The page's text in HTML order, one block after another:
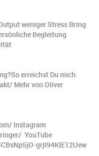
weniger Stress Bring
Begleitung
erreichst Du mich:
Mehr von Oliver
Instagram
YouTube
grjI94KlE12Uew